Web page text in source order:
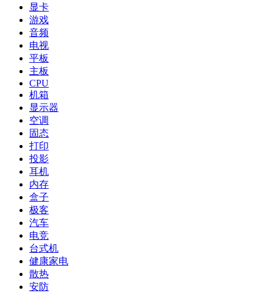
显卡
游戏
音频
电视
平板
主板
CPU
机箱
显示器
空调
固态
打印
投影
耳机
内存
盒子
极客
汽车
电竞
台式机
健康家电
散热
安防